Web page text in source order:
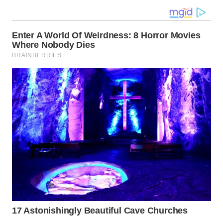
WN
WN
SULSEL
WN
GORONTALO
SULUT
WN
MALUKU